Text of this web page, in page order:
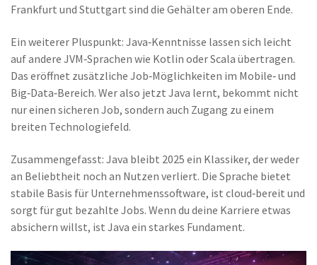
Frankfurt und Stuttgart sind die Gehälter am oberen Ende.
Ein weiterer Pluspunkt: Java‑Kenntnisse lassen sich leicht
auf andere JVM‑Sprachen wie Kotlin oder Scala übertragen.
Das eröffnet zusätzliche Job‑Möglichkeiten im Mobile‑ und
Big‑Data‑Bereich. Wer also jetzt Java lernt, bekommt nicht
nur einen sicheren Job, sondern auch Zugang zu einem
breiten Technologiefeld.
Zusammengefasst: Java bleibt 2025 ein Klassiker, der weder
an Beliebtheit noch an Nutzen verliert. Die Sprache bietet
stabile Basis für Unternehmenssoftware, ist cloud‑bereit und
sorgt für gut bezahlte Jobs. Wenn du deine Karriere etwas
absichern willst, ist Java ein starkes Fundament.